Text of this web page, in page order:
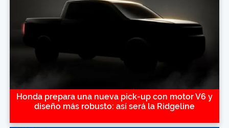
Honda prepara una nueva pick-up con motor V6 y
diseño más robusto: así será la Ridgeline